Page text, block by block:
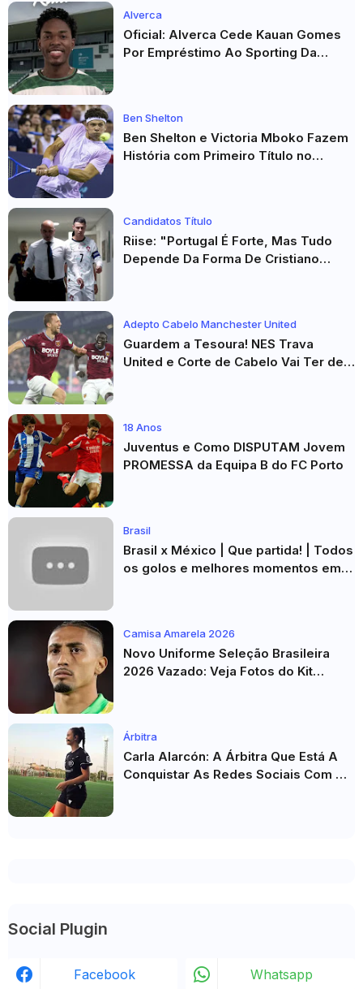
Alverca
Oficial: Alverca Cede Kauan Gomes
Por Empréstimo Ao Sporting Da
Ben Shelton
Ben Shelton e Victoria Mboko Fazem
História com Primeiro Título no
Candidatos Título
Riise: "Portugal É Forte, Mas Tudo
Depende Da Forma De Cristiano
Adepto Cabelo Manchester United
Guardem a Tesoura! NES Trava
United e Corte de Cabelo Vai Ter de
18 Anos
Juventus e Como DISPUTAM Jovem
PROMESSA da Equipa B do FC Porto
Brasil
Brasil x México | Que partida! | Todos
os golos e melhores momentos em
Camisa Amarela 2026
Novo Uniforme Seleção Brasileira
2026 Vazado: Veja Fotos do Kit
Árbitra
Carla Alarcón: A Árbitra Que Está A
Conquistar As Redes Sociais Com O
Social Plugin
Facebook Whatsapp